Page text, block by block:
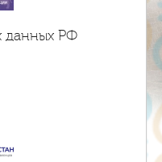
данных РФ